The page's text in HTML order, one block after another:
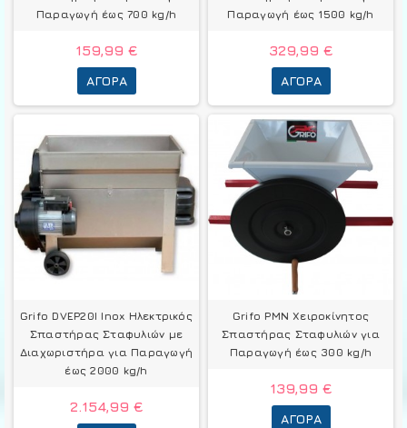
Παραγωγή έως 700 kg/h
159,99 €
ΑΓΟΡΆ
Παραγωγή έως 1500 kg/h
329,99 €
ΑΓΟΡΆ
Grifo DVEP20I Inox Ηλεκτρικός
Σπαστήρας Σταφυλιών με
Διαχωριστήρα για Παραγωγή
έως 2000 kg/h
2.154,99 €
Grifo PMN Χειροκίνητος
Σπαστήρας Σταφυλιών για
Παραγωγή έως 300 kg/h
139,99 €
ΑΓΟΡΆ